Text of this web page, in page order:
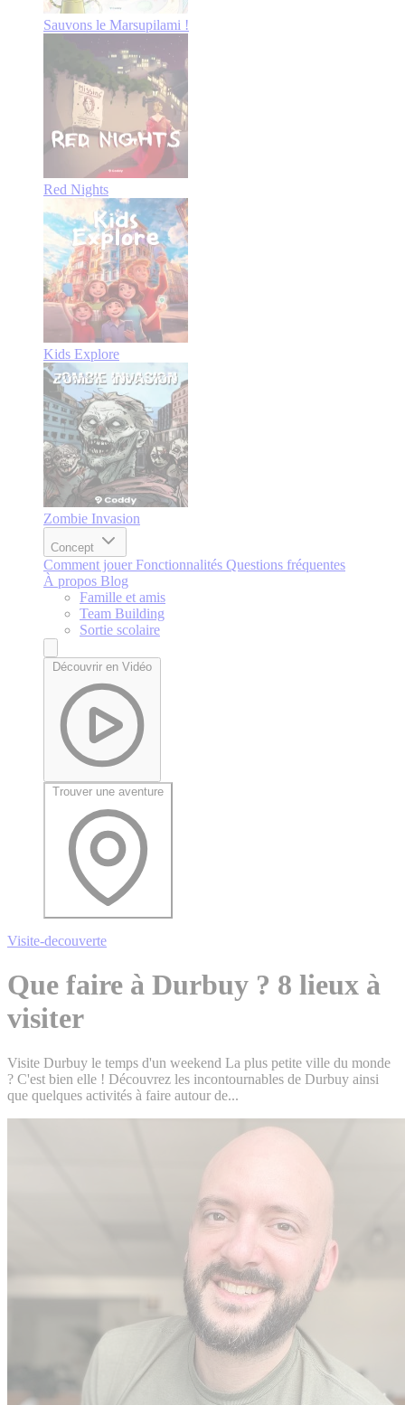
Sauvons le Marsupilami !
Red Nights
Kids Explore
Zombie Invasion
Concept
Comment jouer Fonctionnalités Questions fréquentes
À propos Blog
Famille et amis
Team Building
Sortie scolaire
Découvrir en Vidéo
Trouver une aventure
Visite-decouverte
Que faire à Durbuy ? 8 lieux à
visiter
Visite Durbuy le temps d'un weekend La plus petite ville du monde
? C'est bien elle ! Découvrez les incontournables de Durbuy ainsi
que quelques activités à faire autour de...